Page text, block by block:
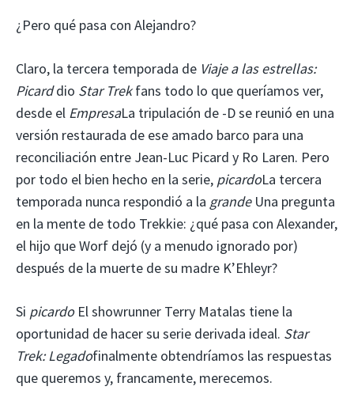
¿Pero qué pasa con Alejandro?
Claro, la tercera temporada de Viaje a las estrellas:
Picarddio Star Trekfans todo lo que queríamos ver,
desde el EmpresaLa tripulación de -D se reunió en una
versión restaurada de ese amado barco para una
reconciliación entre Jean-Luc Picard y Ro Laren. Pero
por todo el bien hecho en la serie, picardoLa tercera
temporada nunca respondió a la grandeUna pregunta
en la mente de todo Trekkie: ¿qué pasa con Alexander,
el hijo que Worf dejó (y a menudo ignorado por)
después de la muerte de su madre K’Ehleyr?
Si picardoEl showrunner Terry Matalas tiene la
oportunidad de hacer su serie derivada ideal. Star
Trek: Legadofinalmente obtendríamos las respuestas
que queremos y, francamente, merecemos.